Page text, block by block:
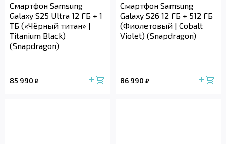
Смартфон Samsung
Galaxy S25 Ultra 12 ГБ + 1
ТБ («Чёрный титан» |
Titanium Black)
(Snapdragon)
85 990 ₽
Смартфон Samsung
Galaxy S26 12 ГБ + 512 ГБ
(Фиолетовый | Cobalt
Violet) (Snapdragon)
86 990 ₽